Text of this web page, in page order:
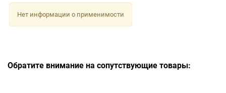
Нет информации о применимости
Обратите внимание на сопутствующие товары: